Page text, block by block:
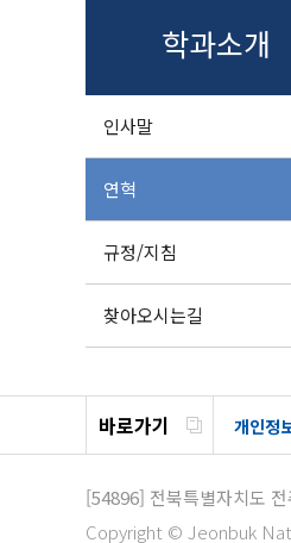
학과소개
인사말
연혁
규정/지침
찾아오시는길
바로가기 개인정
[54896] 전북특별자치도
Copyright © Jeonbuk